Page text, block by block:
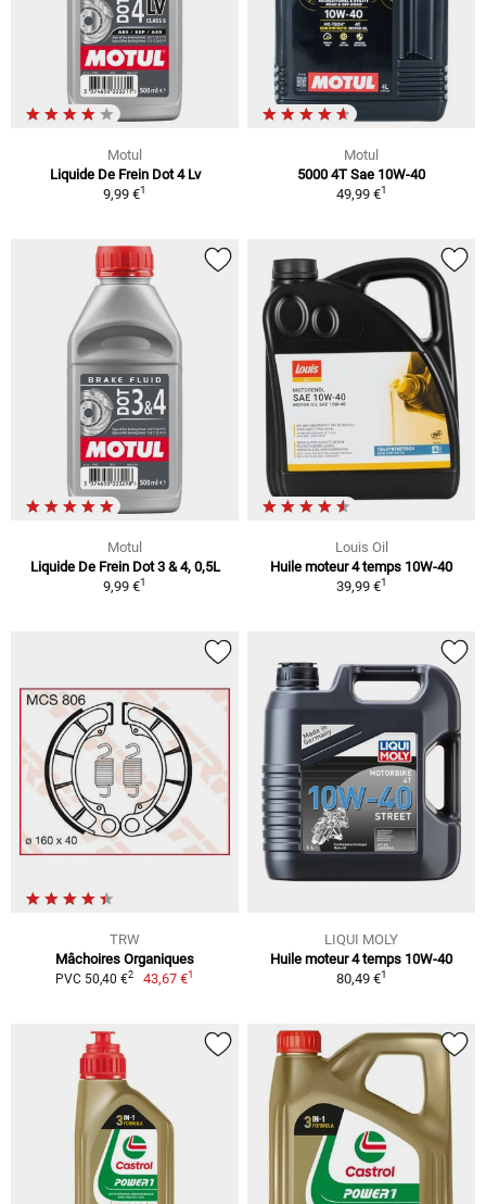
Motul
Liquide De Frein Dot 4 Lv
9,99 €1
Motul
5000 4T Sae 10W-40
49,99 €1
Motul
Liquide De Frein Dot 3 & 4, 0,5L
9,99 €1
Louis Oil
Huile moteur 4 temps 10W-40
39,99 €1
TRW
Mâchoires Organiques
PVC 50,40 €2 43,67 €1
LIQUI MOLY
Huile moteur 4 temps 10W-40
80,49 €1